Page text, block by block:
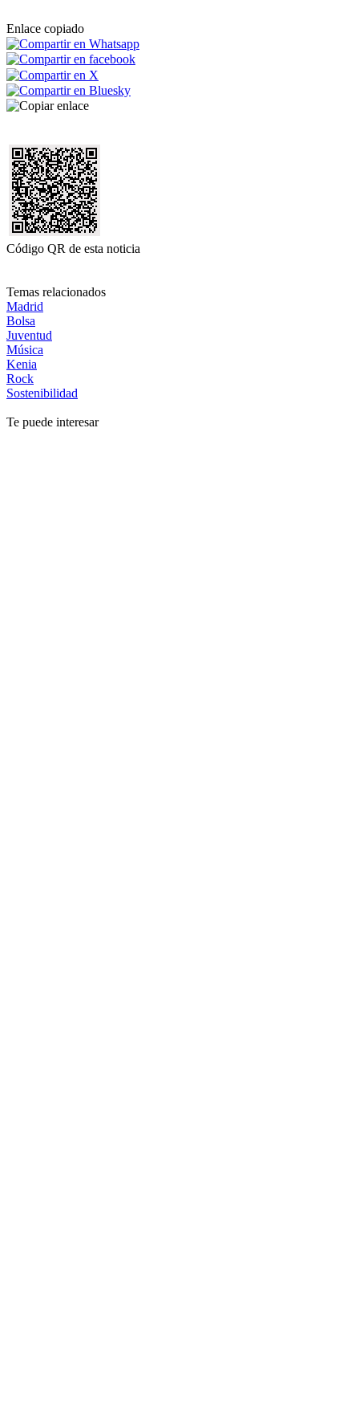
Enlace copiado
Código QR de esta noticia
Temas relacionados
Madrid
Bolsa
Juventud
Música
Kenia
Rock
Sostenibilidad
Te puede interesar